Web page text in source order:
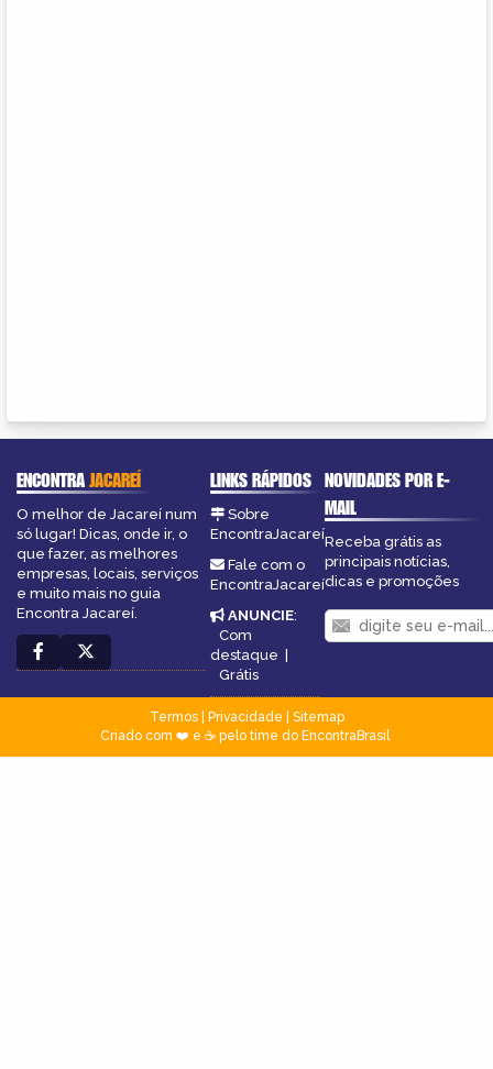
ENCONTRAJACAREÍ
O melhor de Jacareí num
só lugar! Dicas, onde ir, o
que fazer, as melhores
empresas, locais, serviços
e muito mais no guia
Encontra Jacareí.
LINKS RÁPIDOS
Sobre
EncontraJacareí
Fale com o
EncontraJacareí
ANUNCIE:
Com
destaque
Grátis
NOVIDADES POR E-
MAIL
Receba grátis as
principais notícias,
dicas e promoções
Termos| Privacidade
Sitemap
Criado com ❤️ e ☕ pelo time do EncontraBrasil